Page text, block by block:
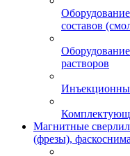
составов
растворов
Магнитные
(фрезы),